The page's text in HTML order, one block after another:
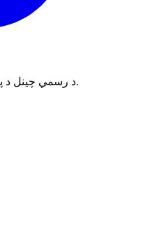
د رسمي چینل د پرانیستو لپاره پر آیکن کلیک وکړئ.